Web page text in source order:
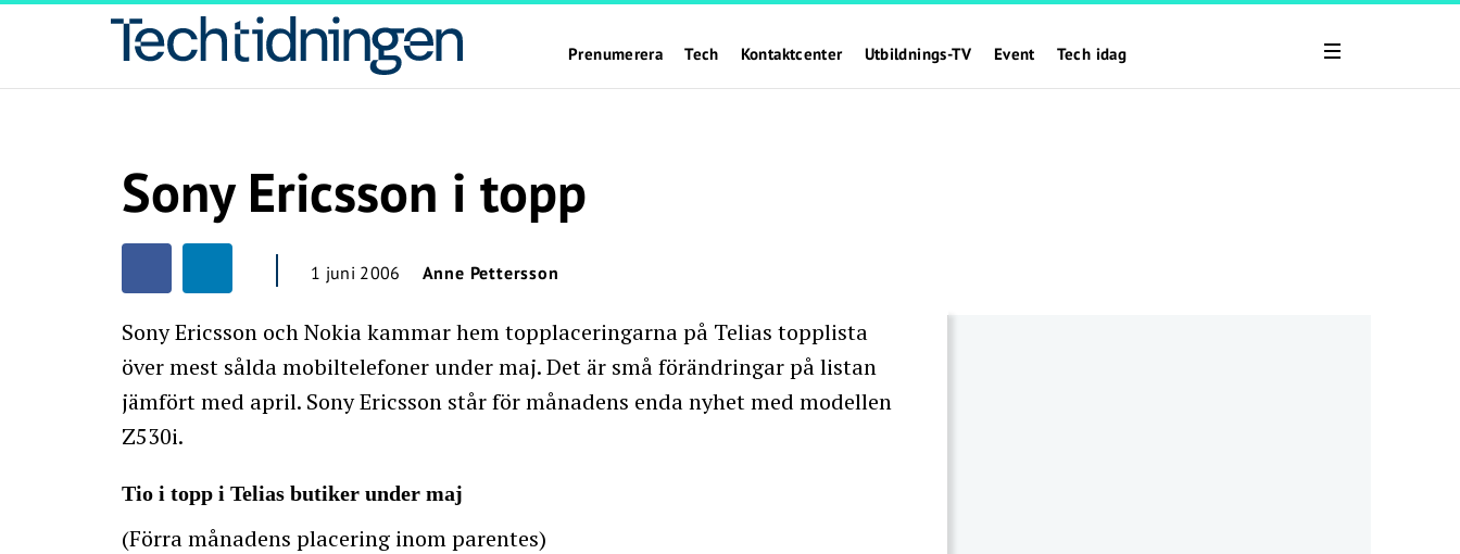
Prenumerera Tech Kontaktcenter Utbildnings-TV Event Tech idag
Sony Ericsson i topp
1 juni 2006 Anne Pettersson
Sony Ericsson och Nokia kammar hem topplaceringarna på Telias topplista
över mest sålda mobiltelefoner under maj. Det är små förändringar på listan
jämfört med april. Sony Ericsson står för månadens enda nyhet med modellen
Z530i.
Tio i topp i Telias butiker under maj
(Förra månadens placering inom parentes)